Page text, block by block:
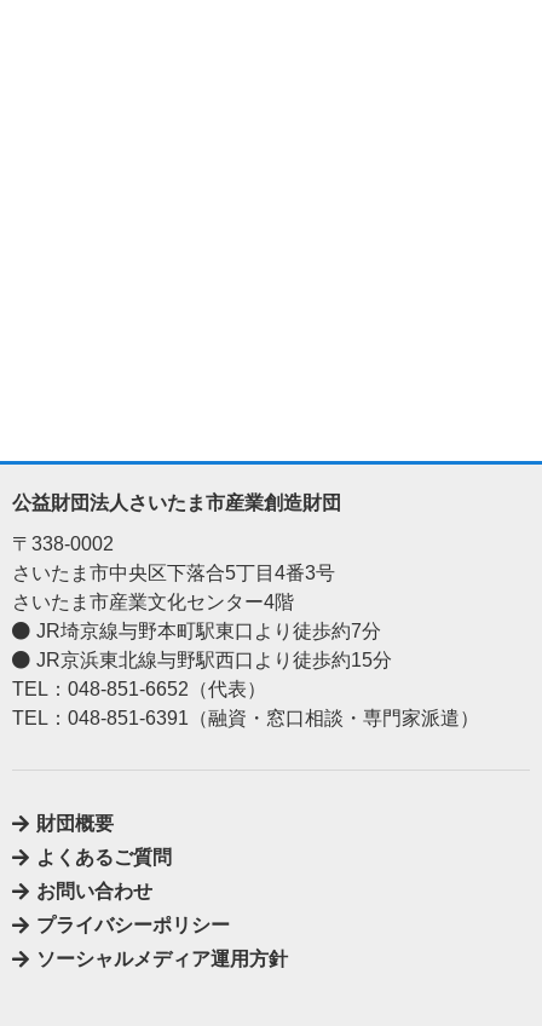
公益財団法人さいたま市産業創造財団
〒338-0002
さいたま市中央区下落合5丁目4番3号
さいたま市産業文化センター4階
JR埼京線与野本町駅東口より徒歩約7分
JR京浜東北線与野駅西口より徒歩約15分
TEL：048-851-6652（代表）
TEL：048-851-6391（融資・窓口相談・専門家派遣）
財団概要
よくあるご質問
お問い合わせ
プライバシーポリシー
ソーシャルメディア運用方針